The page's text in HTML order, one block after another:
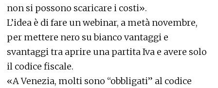
non si possono scaricare i costi».
L’idea è di fare un webinar, a metà novembre,
per mettere nero su bianco vantaggi e
svantaggi tra aprire una partita Iva e avere solo
il codice fiscale.
«A Venezia, molti sono “obbligati” al codice